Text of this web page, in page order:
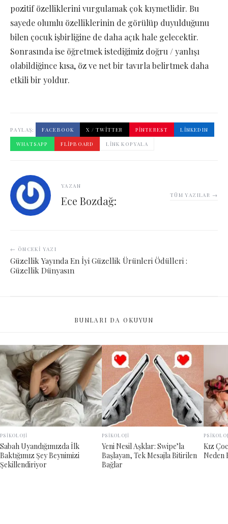
pozitif özelliklerini vurgulamak çok kıymetlidir. Bu
sayede olumlu özelliklerinin de görülüp duyulduğunu
bilen çocuk işbirliğine de daha açık hale gelecektir.
Sonrasında ise öğretmek istediğimiz doğru / yanlışı
olabildiğince kısa, öz ve net bir tavırla belirtmek daha
etkili bir yoldur.
PAYLAŞ: FACEBOOK X / TWITTER PINTEREST
LINKEDIN
WHATSAPP
FLIPBOARD LINK KOPYALA
YAZAN
Ece Bozdağ: TÜM YAZILAR →
← ÖNCEKI YAZI
Güzellik Yayında En İyi Güzellik Ürünleri Ödülleri :
Güzellik Dünyasın
BUNLARI DA OKUYUN
PSİKOLOJİ
Sabah Uyandığımızda İlk
Baktığımız Şey Beynimizi
Şekillendiriyor
PSİKOLOJİ
Yeni Nesil Aşklar: Swipe’la
Başlayan, Tek Mesajla Bitirilen
Bağlar
Kız
Neden